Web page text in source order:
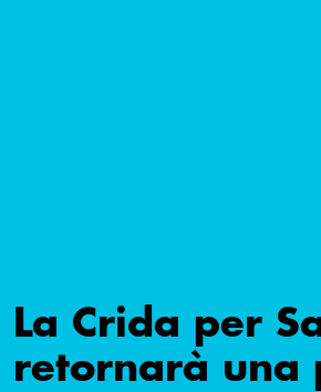
La Crida per
retornarà una